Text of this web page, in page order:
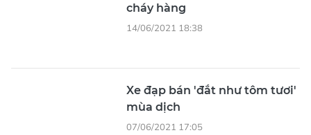
cháy hàng
14/06/2021 18:38
Xe đạp bán 'đắt như tôm tươi'
mùa dịch
07/06/2021 17:05